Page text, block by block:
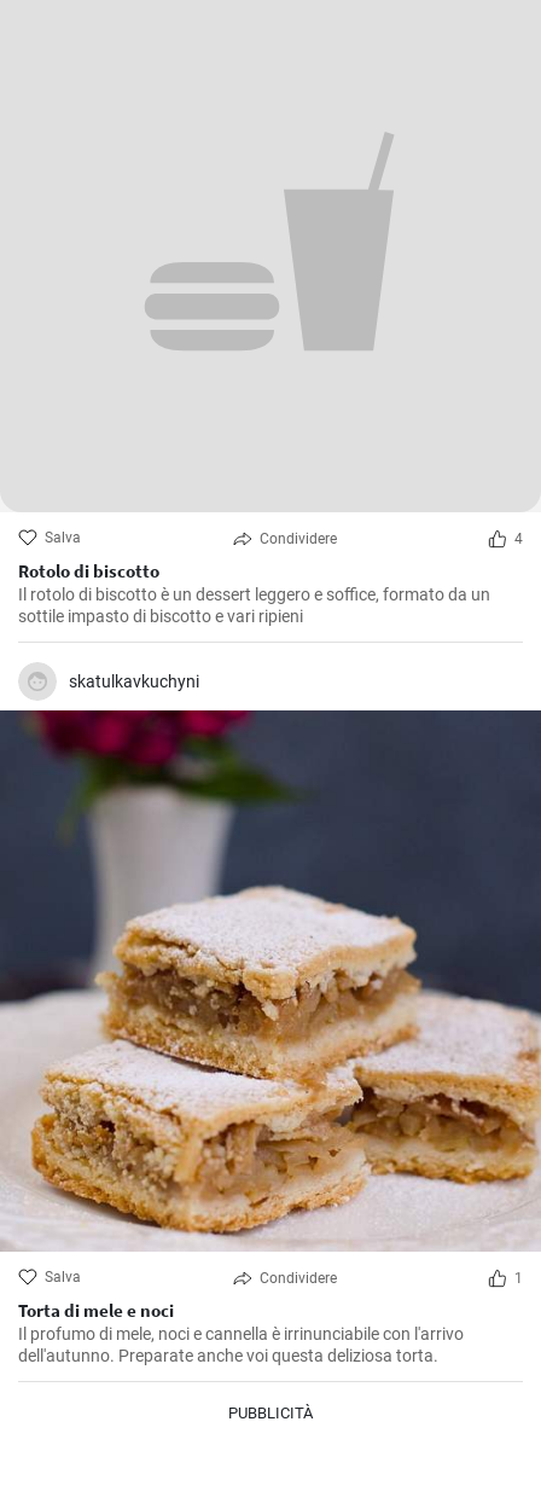
Salva Condividere 4
Rotolo di biscotto
Il rotolo di biscotto è un dessert leggero e soffice, formato da un
sottile impasto di biscotto e vari ripieni
skatulkavkuchyni
Salva Condividere 1
Torta di mele e noci
Il profumo di mele, noci e cannella è irrinunciabile con l'arrivo
dell'autunno. Preparate anche voi questa deliziosa torta.
PUBBLICITÀ